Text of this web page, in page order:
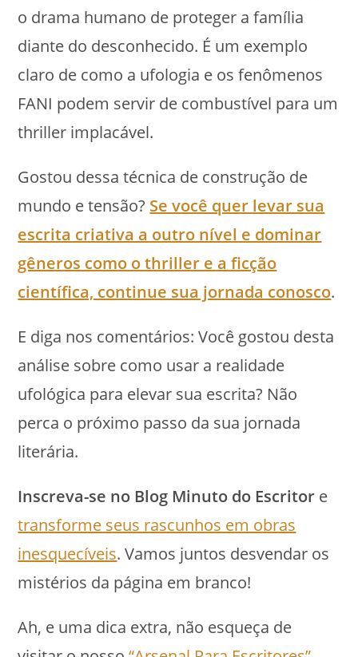
o drama humano de proteger a família
diante do desconhecido. É um exemplo
claro de como a ufologia e os fenômenos
FANI podem servir de combustível para um
thriller implacável.
Gostou dessa técnica de construção de
mundo e tensão? Se você quer levar sua
escrita criativa a outro nível e dominar
gêneros como o thriller e a ficção
científica, continue sua jornada conosco.
E diga nos comentários: Você gostou desta
análise sobre como usar a realidade
ufológica para elevar sua escrita? Não
perca o próximo passo da sua jornada
literária.
Inscreva-se no Blog Minuto do Escritor e
transforme seus rascunhos em obras
inesquecíveis. Vamos juntos desvendar os
mistérios da página em branco!
Ah, e uma dica extra, não esqueça de